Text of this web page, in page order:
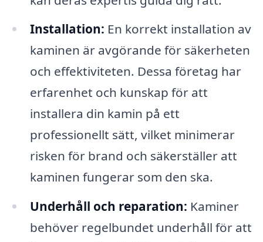
Installation: En korrekt installation av
kaminen är avgörande för säkerheten
och effektiviteten. Dessa företag har
erfarenhet och kunskap för att
installera din kamin på ett
professionellt sätt, vilket minimerar
risken för brand och säkerställer att
kaminen fungerar som den ska.
Underhåll och reparation: Kaminer
behöver regelbundet underhåll för att